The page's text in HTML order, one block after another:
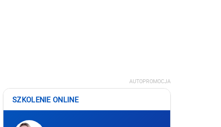
AUTOPROMOCJA
SZKOLENIE ONLINE